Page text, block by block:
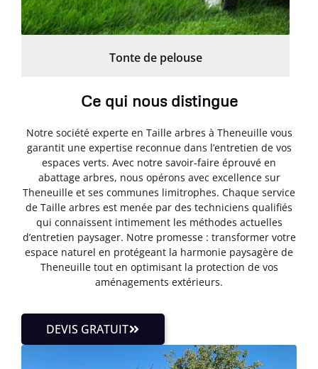
Tonte de pelouse
Ce qui nous distingue
Notre société experte en Taille arbres à Theneuille vous
garantit une expertise reconnue dans l’entretien de vos
espaces verts. Avec notre savoir-faire éprouvé en
abattage arbres, nous opérons avec excellence sur
Theneuille et ses communes limitrophes. Chaque service
de Taille arbres est menée par des techniciens qualifiés
qui connaissent intimement les méthodes actuelles
d’entretien paysager. Notre promesse : transformer votre
espace naturel en protégeant la harmonie paysagère de
Theneuille tout en optimisant la protection de vos
aménagements extérieurs.
DEVIS GRATUIT